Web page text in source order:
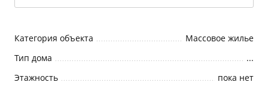
Категория объекта
Массовое жилье
Тип дома
...
Этажность
пока нет